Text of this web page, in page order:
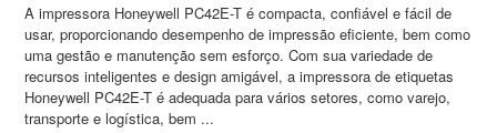
A impressora Honeywell PC42E-T é compacta, confiável e fácil de
usar, proporcionando desempenho de impressão eficiente, bem como
uma gestão e manutenção sem esforço. Com sua variedade de
recursos inteligentes e design amigável, a impressora de etiquetas
Honeywell PC42E-T é adequada para vários setores, como varejo,
transporte e logística, bem ...